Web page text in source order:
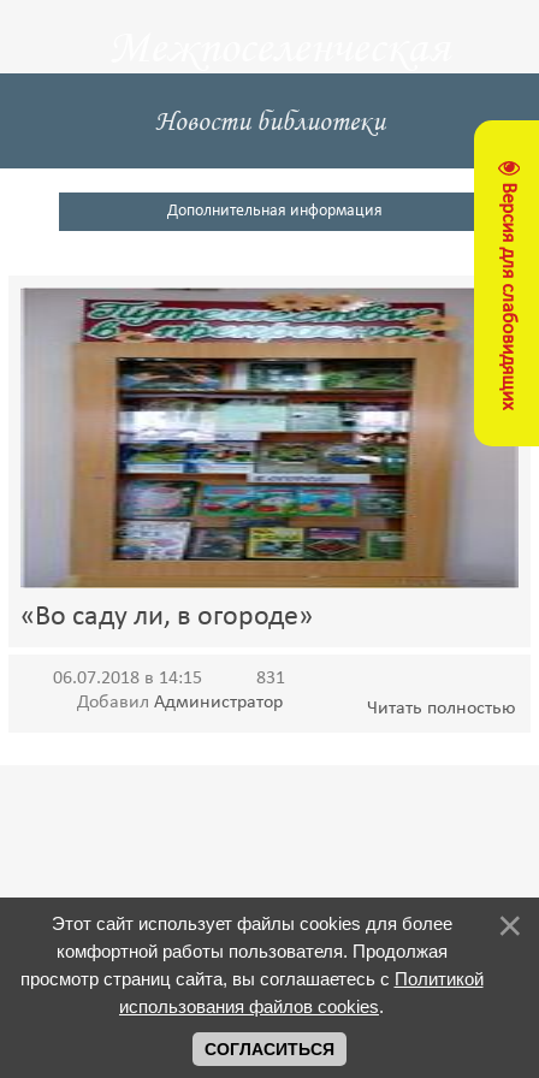
Версия для слабовидящих
центральная
библиотека
Кущевский район
Новости библиотеки
Дополнительная информация
«Во саду ли, в огороде»
06.07.2018 в 14:15
831
Добавил Администратор Читать полностью
Этот сайт использует файлы cookies для более
комфортной работы пользователя. Продолжая
просмотр страниц сайта, вы соглашаетесь с Политикой
использования файлов cookies.
СОГЛАСИТЬСЯ